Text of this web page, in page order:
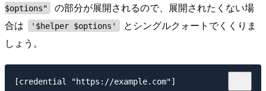
$options"
の部分が展開されるので、展開されたくない場
合は
'$helper $options'
とシングルクォートでくくりま
しょう。
[credential "https://example.com"]